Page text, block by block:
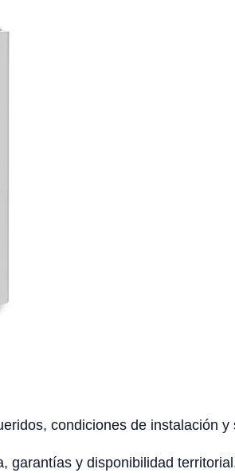
condiciones de instalación
garantías y disponibilidad